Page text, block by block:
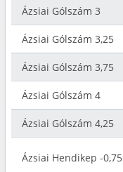
Ázsiai Gólszám 3
Ázsiai Gólszám 3,25
Ázsiai Gólszám 3,75
Ázsiai Gólszám 4
Ázsiai Gólszám 4,25
Ázsiai Hendikep -0,75